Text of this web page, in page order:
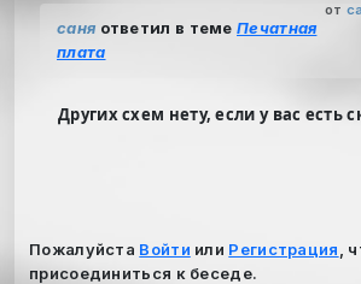
от
саня ответил в темеПечатная
плата
Других схем нету, если у вас есть
Пожалуйста Войти или Регистрация
,
присоединиться к беседе.